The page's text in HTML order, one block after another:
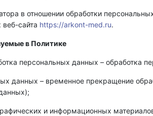
в отношении обработки
веб-сайта https://arkont-med.ru.
в Политике
персональных данных –
данных – временное прекращение
и информационных